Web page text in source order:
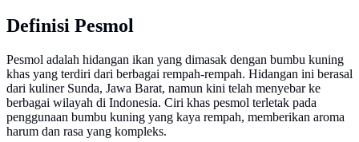
Definisi Pesmol
Pesmol adalah hidangan ikan yang dimasak dengan bumbu kuning
khas yang terdiri dari berbagai rempah-rempah. Hidangan ini berasal
dari kuliner Sunda, Jawa Barat, namun kini telah menyebar ke
berbagai wilayah di Indonesia. Ciri khas pesmol terletak pada
penggunaan bumbu kuning yang kaya rempah, memberikan aroma
harum dan rasa yang kompleks.